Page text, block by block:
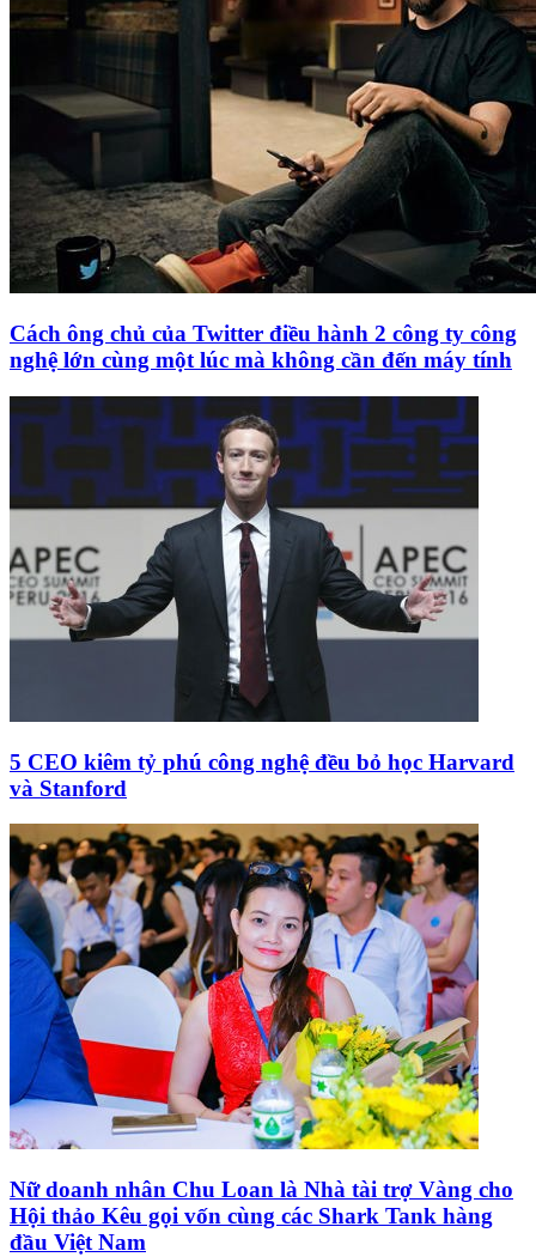
Cách ông chủ của Twitter điều hành 2 công ty công
nghệ lớn cùng một lúc mà không cần đến máy tính
5 CEO kiêm tỷ phú công nghệ đều bỏ học Harvard
và Stanford
Nữ doanh nhân Chu Loan là Nhà tài trợ Vàng cho
Hội thảo Kêu gọi vốn cùng các Shark Tank hàng
đầu Việt Nam